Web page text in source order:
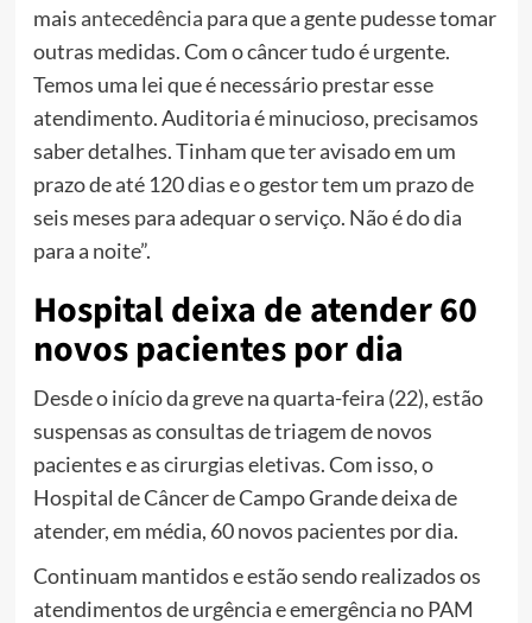
mais antecedência para que a gente pudesse tomar
outras medidas. Com o câncer tudo é urgente.
Temos uma lei que é necessário prestar esse
atendimento. Auditoria é minucioso, precisamos
saber detalhes. Tinham que ter avisado em um
prazo de até 120 dias e o gestor tem um prazo de
seis meses para adequar o serviço. Não é do dia
para a noite”.
Hospital deixa de atender 60
novos pacientes por dia
Desde o início da greve na quarta-feira (22), estão
suspensas as consultas de triagem de novos
pacientes e as cirurgias eletivas. Com isso, o
Hospital de Câncer de Campo Grande deixa de
atender, em média, 60 novos pacientes por dia.
Continuam mantidos e estão sendo realizados os
atendimentos de urgência e emergência no PAM